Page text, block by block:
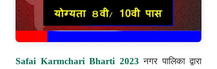
Safai Karmchari Bharti 2023नगर पालिका द्वारा